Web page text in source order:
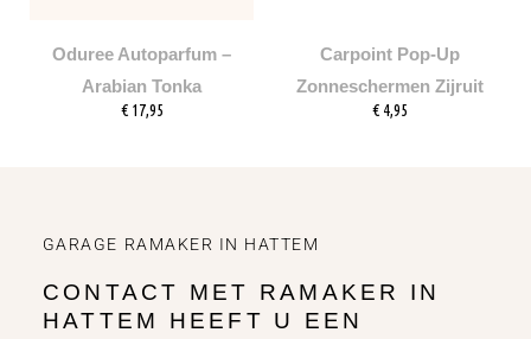
Oduree Autoparfum –
Arabian Tonka
€17,95
Carpoint Pop-Up
Zonneschermen Zijruit
€4,95
GARAGE RAMAKER IN HATTEM
CONTACT MET RAMAKER IN
HATTEM HEEFT U EEN